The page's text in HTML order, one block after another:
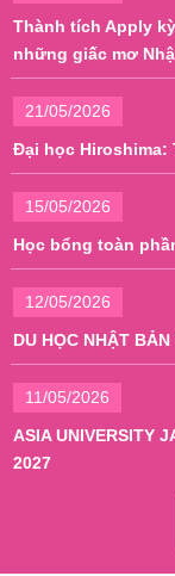
Thành tích Apply
những giấc mơ
21/05/2026
Đại học Hiroshima:
15/05/2026
Học bổng toàn
12/05/2026
DU HỌC NHẬT
11/05/2026
ASIA UNIVERSITY
2027